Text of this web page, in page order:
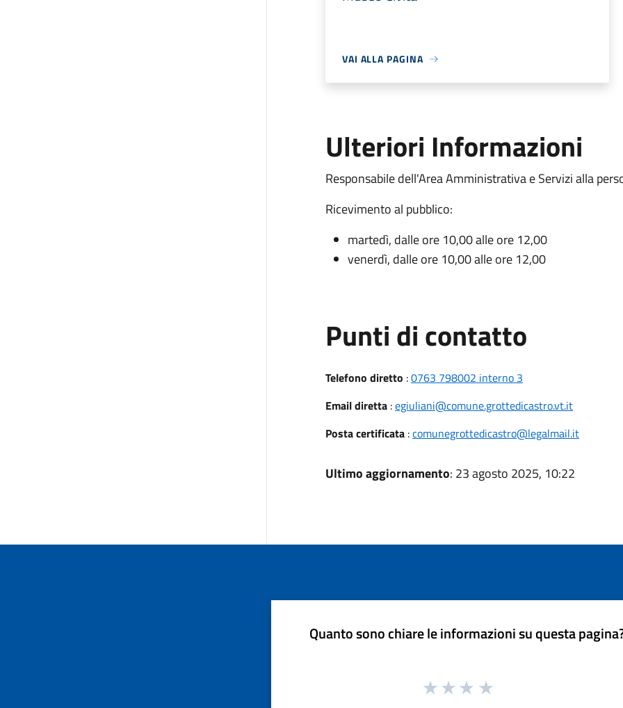
VAI ALLA PAGINA
Ulteriori Informazioni
Responsabile dell'Area Amministrativa e Servizi alla
Ricevimento al pubblico:
martedì, dalle ore 10,00 alle ore 12,00
venerdì, dalle ore 10,00 alle ore 12,00
Punti di contatto
Telefono diretto :0763 798002 interno 3
Email diretta:egiuliani@comune.grottedicastro.vt.it
Posta certificata:comunegrottedicastro@legalmail.it
Ultimo aggiornamento: 23 agosto 2025, 10:22
Quanto sono chiare le informazioni su questa